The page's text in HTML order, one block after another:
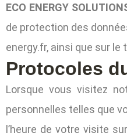
ECO ENERGY
de protection des
energy.fr, ainsi que sur
Protocoles
Lorsque vous visitez
personnelles telles que
l’heure de votre visite